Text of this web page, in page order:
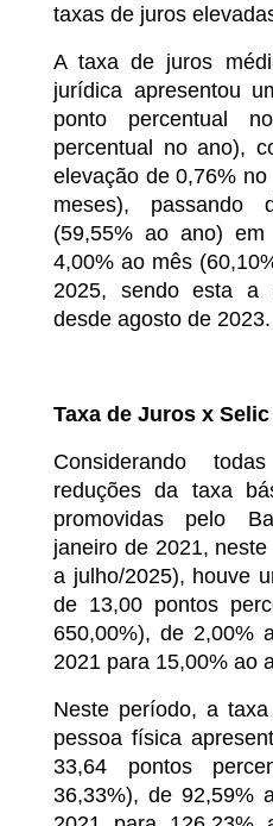
taxas de juros
A taxa de juros
jurídica apresentou
ponto percentual
percentual no ano),
elevação de 0,76%
meses),
(59,55% ao ano)
4,00% ao mês
2025, sendo esta a
desde agosto de 2023.
Taxa de Juros x Selic
Considerando
reduções da taxa
promovidas pelo
janeiro de 2021,
a julho/2025), houve
de 13,00 pontos
650,00%), de 2,00%
2021 para 15,00% ao
Neste período, a
pessoa física
33,64 pontos
36,33%), de 92,59%